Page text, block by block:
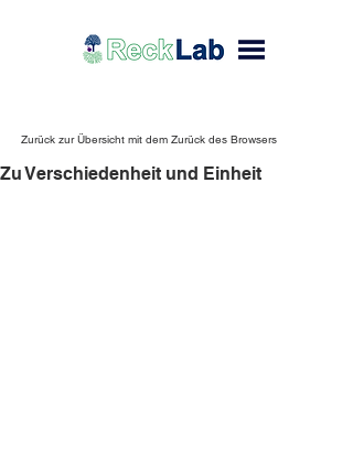
Zurück zur Übersicht mit dem Zurück des Browsers
Zu Verschiedenheit und Einheit